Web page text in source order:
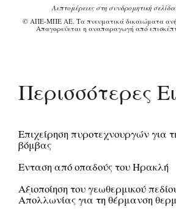
Λεπτομέρειες στη συνδρομητική
© ΑΠΕ-ΜΠΕ ΑΕ. Τα πνευματικά δικαιώματα
Απαγορεύεται η αναπαραγωγή από
Περισσότερες
Επιχείρηση πυροτεχνουργών για
βόμβας
Ενταση από οπαδούς του Ηρακλή
Αξιοποίηση του γεωθερμικού
Απολλωνίας για τη θέρμανση